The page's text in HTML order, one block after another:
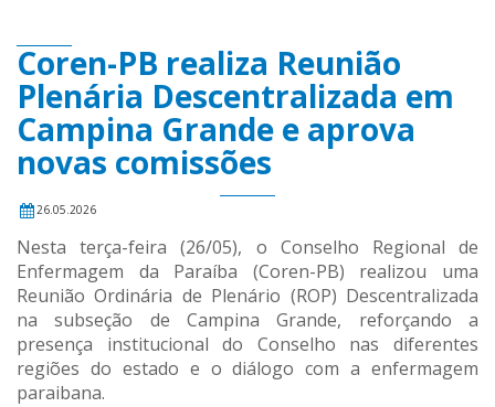
Coren-PB realiza Reunião
Plenária Descentralizada em
Campina Grande e aprova
novas comissões
26.05.2026
Nesta terça-feira (26/05), o Conselho Regional de
Enfermagem da Paraíba (Coren-PB) realizou uma
Reunião Ordinária de Plenário (ROP) Descentralizada
na subseção de Campina Grande, reforçando a
presença institucional do Conselho nas diferentes
regiões do estado e o diálogo com a enfermagem
paraibana.